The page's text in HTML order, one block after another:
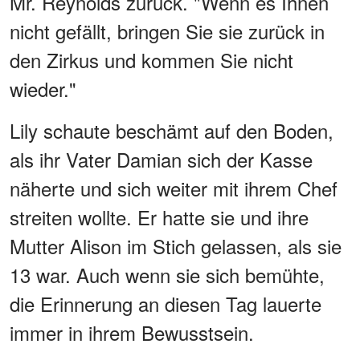
nicht gefällt, bringen Sie sie zurück in
den Zirkus und kommen Sie nicht
wieder."
Lily schaute beschämt auf den Boden,
als ihr Vater Damian sich der Kasse
näherte und sich weiter mit ihrem Chef
streiten wollte. Er hatte sie und ihre
Mutter Alison im Stich gelassen, als sie
13 war. Auch wenn sie sich bemühte,
die Erinnerung an diesen Tag lauerte
immer in ihrem Bewusstsein.